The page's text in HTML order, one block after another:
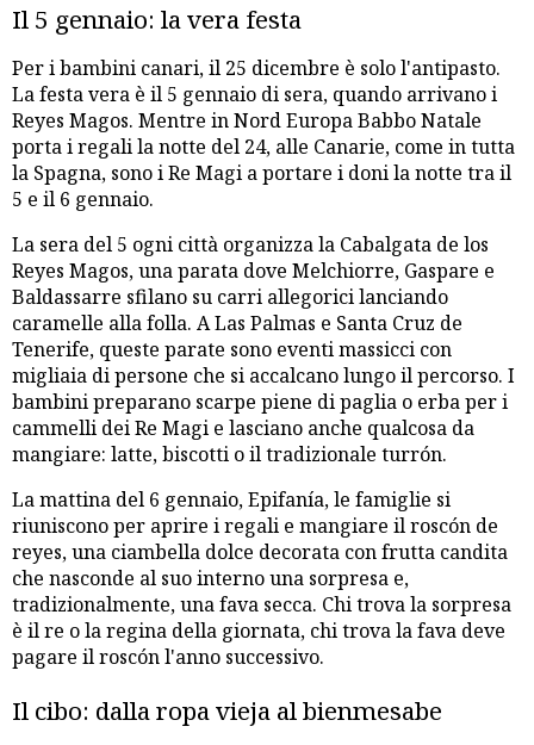
Il 5 gennaio: la vera festa
Per i bambini canari, il 25 dicembre è solo l'antipasto.
La festa vera è il 5 gennaio di sera, quando arrivano i
Reyes Magos. Mentre in Nord Europa Babbo Natale
porta i regali la notte del 24, alle Canarie, come in tutta
la Spagna, sono i Re Magi a portare i doni la notte tra il
5 e il 6 gennaio.
La sera del 5 ogni città organizza la Cabalgata de los
Reyes Magos, una parata dove Melchiorre, Gaspare e
Baldassarre sfilano su carri allegorici lanciando
caramelle alla folla. A Las Palmas e Santa Cruz de
Tenerife, queste parate sono eventi massicci con
migliaia di persone che si accalcano lungo il percorso. I
bambini preparano scarpe piene di paglia o erba per i
cammelli dei Re Magi e lasciano anche qualcosa da
mangiare: latte, biscotti o il tradizionale turrón.
La mattina del 6 gennaio, Epifanía, le famiglie si
riuniscono per aprire i regali e mangiare il roscón de
reyes, una ciambella dolce decorata con frutta candita
che nasconde al suo interno una sorpresa e,
tradizionalmente, una fava secca. Chi trova la sorpresa
è il re o la regina della giornata, chi trova la fava deve
pagare il roscón l'anno successivo.
Il cibo: dalla ropa vieja al bienmesabe